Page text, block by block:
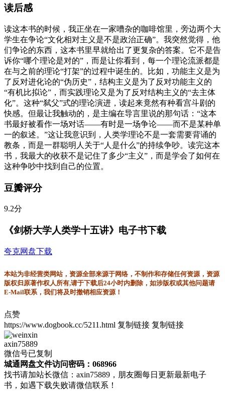
读后感
读这本书的时候，我正坐在一家嘈杂的咖啡馆里，旁边两个大
学生在争论“文化相对主义是不是政治正确”。我突然觉得，他
们争论的东西，这本书里早就给出了更复杂的答案。它不是告
诉你“哪个理论是对的”，而是让你看到，每一个理论流派都是
在与之前的理论“打架”的过程中诞生的。比如，功能主义是为
了反对进化论的“伪历史”，结构主义是为了反对功能主义的
“有机比拟论”，而实践理论又是为了反对结构主义的“去主体
化”。这种“弑父”式的理论演进，读起来竟然有种看宫斗剧的
快感。但最让我触动的，是主编在导言里说的那句话：“这本
书最好被看作一场对话——有时是一场争论——而不是某种单
一的叙述。”这让我意识到，人类学理论不是一套需要背诵的
教条，而是一群聪明人关于“人是什么”的持续争吵。读完这本
书，我最大的收获不是记住了多少“主义”，而是学会了如何在
这种争吵中找到自己的位置。
豆瓣评分
9.2分
《剑桥大学人类学十五讲》电子书下载
夸克网盘下载
本站为非经营类网站，资源全部来源于网络，不制作和存储任何资源，资源
版权归原著作权人所有,请于下载后24小时内删除，如涉版权或其他问题请
E-Mail联系，我们将及时撤销相应资源！
点赞
https://www.dogbook.cc/5211.html 复制链接 复制链接
axin75889
微信号已复制
城通网盘文件访问密码：068966
找书请加站长微信：axin75889，朋友圈每日更新最新电子
书，如遇下载失败请微信联系！